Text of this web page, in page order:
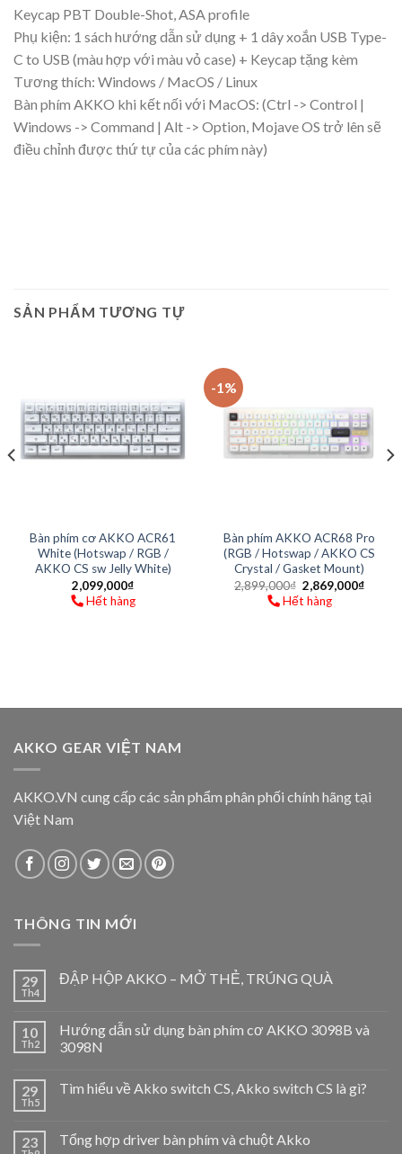
Keycap PBT Double-Shot, ASA profile
Phụ kiện: 1 sách hướng dẫn sử dụng + 1 dây xoắn USB Type-
C to USB (màu hợp với màu vỏ case) + Keycap tặng kèm
Tương thích: Windows / MacOS / Linux
Bàn phím AKKO khi kết nối với MacOS: (Ctrl -> Control |
Windows -> Command | Alt -> Option, Mojave OS trở lên sẽ
điều chỉnh được thứ tự của các phím này)
SẢN PHẨM TƯƠNG TỰ
Bàn phím cơ AKKO ACR61
White (Hotswap / RGB /
AKKO CS sw Jelly White)
2,099,000₫
Hết hàng
-1%
Bàn phím AKKO ACR68 Pro
(RGB / Hotswap / AKKO CS
Crystal / Gasket Mount)
2,899,000₫ 2,869,000₫
Hết hàng
AKKO GEAR VIỆT NAM
AKKO.VN cung cấp các sản phẩm phân phối chính hãng tại
Việt Nam
THÔNG TIN MỚI
29
Th4
ĐẬP HỘP AKKO – MỞ THẺ, TRÚNG QUÀ
10
Th2
Hướng dẫn sử dụng bàn phím cơ AKKO 3098B và
3098N
29
Th5
Tìm hiểu về Akko switch CS, Akko switch CS là gì?
23 Tổng hợp driver bàn phím và chuột Akko